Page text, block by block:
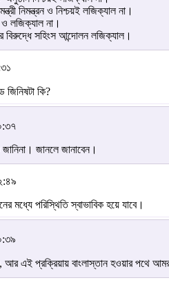
নিমন্ত্রন ও নিশ্চয়ই লজিক্যাল না।
ও লজিক্যাল না।
সহিংস আন্দোলন লজিক্যাল।
জিনিষটা কি?
জানলে জানাবেন।
মধ্যে পরিস্থিতি স্বাভাবিক হয়ে যাবে।
আর এই প্রক্রিয়ায় বাংলাস্তান হওয়ার পথে